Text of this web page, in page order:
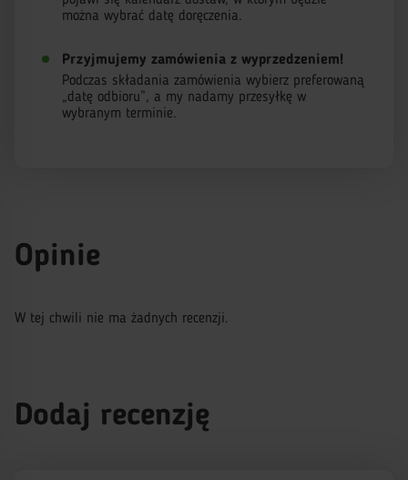
można wybrać datę doręczenia.
Przyjmujemy zamówienia z wyprzedzeniem!
Podczas składania zamówienia wybierz preferowaną
„datę odbioru”, a my nadamy przesyłkę w
wybranym terminie.
Opinie
W tej chwili nie ma żadnych recenzji.
Dodaj recenzję